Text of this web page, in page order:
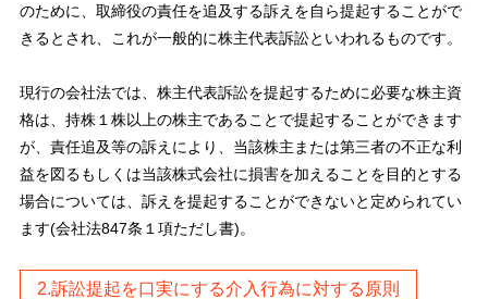
のために、取締役の責任を追及する訴えを自ら提起することがで
きるとされ、これが一般的に株主代表訴訟といわれるものです。
現行の会社法では、株主代表訴訟を提起するために必要な株主資
格は、持株１株以上の株主であることで提起することができます
が、責任追及等の訴えにより、当該株主または第三者の不正な利
益を図るもしくは当該株式会社に損害を加えることを目的とする
場合については、訴えを提起することができないと定められてい
ます(会社法847条１項ただし書)。
2.訴訟提起を口実にする介入行為に対する原則